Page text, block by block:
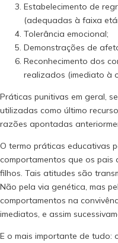
Estabelecimento de
(adequadas à faixa
Tolerância emocional;
Demonstrações de
Reconhecimento dos
realizados (imediato à
Práticas punitivas em geral,
utilizadas como último
razões apontadas
O termo práticas educativas
comportamentos que os pais
filhos. Tais atitudes são
Não pela via genética, mas
comportamentos na
imediatos, e assim
E o mais importante de tudo: